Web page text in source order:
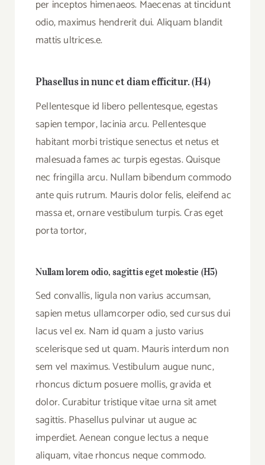
per inceptos himenaeos. Maecenas at tincidunt
odio, maximus hendrerit dui. Aliquam blandit
mattis ultrices.e.
Phasellus in nunc et diam efficitur. (H4)
Pellentesque id libero pellentesque, egestas
sapien tempor, lacinia arcu. Pellentesque
habitant morbi tristique senectus et netus et
malesuada fames ac turpis egestas. Quisque
nec fringilla arcu. Nullam bibendum commodo
ante quis rutrum. Mauris dolor felis, eleifend ac
massa et, ornare vestibulum turpis. Cras eget
porta tortor,
Nullam lorem odio, sagittis eget molestie (H5)
Sed convallis, ligula non varius accumsan,
sapien metus ullamcorper odio, sed cursus dui
lacus vel ex. Nam id quam a justo varius
scelerisque sed ut quam. Mauris interdum non
sem vel maximus. Vestibulum augue nunc,
rhoncus dictum posuere mollis, gravida et
dolor. Curabitur tristique vitae urna sit amet
sagittis. Phasellus pulvinar ut augue ac
imperdiet. Aenean congue lectus a neque
aliquam, vitae rhoncus neque commodo.